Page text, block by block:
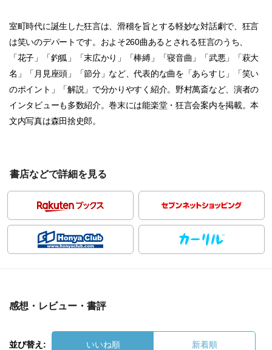
室町時代に誕生した狂言は、滑稽を旨とする軽妙な対話劇で、狂言
は笑いのデパートです。およそ260曲あるとされる狂言のうち、
「花子」「釣狐」「末広かり」「棒縛」「寝音曲」「武悪」「萩大
名」「月見座頭」「節分」など、代表的な曲を「あらすじ」「笑い
のポイント」「解説」で分かりやすく紹介。野村萬斎など、演者の
インタビューも多数紹介。巻末には能楽堂・狂言会案内を掲載。本
文内写真は森田捨史郎。
書店などで詳細を見る
感想・レビュー・書評
並び替え: いいね順 新着順